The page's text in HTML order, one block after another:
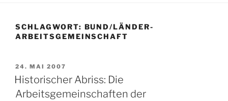
SCHLAGWORT: BUND/LÄNDER-
ARBEITSGEMEINSCHAFT
VERÖFFENTLICHT
AM
24. MAI 2007
Historischer Abriss: Die
Arbeitsgemeinschaften der